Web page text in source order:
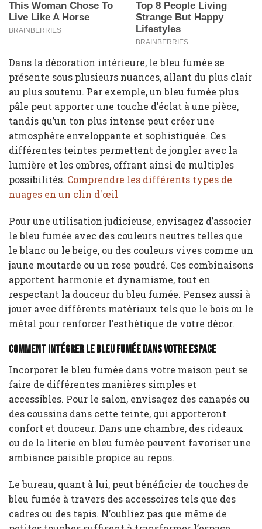
Dans la décoration intérieure, le bleu fumée se
présente sous plusieurs nuances, allant du plus clair
au plus soutenu. Par exemple, un bleu fumée plus
pâle peut apporter une touche d’éclat à une pièce,
tandis qu’un ton plus intense peut créer une
atmosphère enveloppante et sophistiquée. Ces
différentes teintes permettent de jongler avec la
lumière et les ombres, offrant ainsi de multiples
possibilités. Comprendre les différents types de
nuages en un clin d'œil
Pour une utilisation judicieuse, envisagez d’associer
le bleu fumée avec des couleurs neutres telles que
le blanc ou le beige, ou des couleurs vives comme un
jaune moutarde ou un rose poudré. Ces combinaisons
apportent harmonie et dynamisme, tout en
respectant la douceur du bleu fumée. Pensez aussi à
jouer avec différents matériaux tels que le bois ou le
métal pour renforcer l’esthétique de votre décor.
Comment intégrer le bleu fumée dans votre espace
Incorporer le bleu fumée dans votre maison peut se
faire de différentes manières simples et
accessibles. Pour le salon, envisagez des canapés ou
des coussins dans cette teinte, qui apporteront
confort et douceur. Dans une chambre, des rideaux
ou de la literie en bleu fumée peuvent favoriser une
ambiance paisible propice au repos.
Le bureau, quant à lui, peut bénéficier de touches de
bleu fumée à travers des accessoires tels que des
cadres ou des tapis. N’oubliez pas que même de